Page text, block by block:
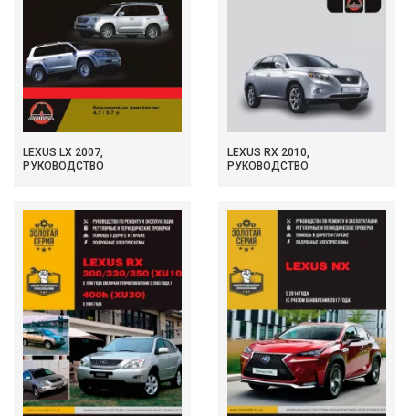
LEXUS LX 2007,
РУКОВОДСТВО
LEXUS RX 2010,
РУКОВОДСТВО